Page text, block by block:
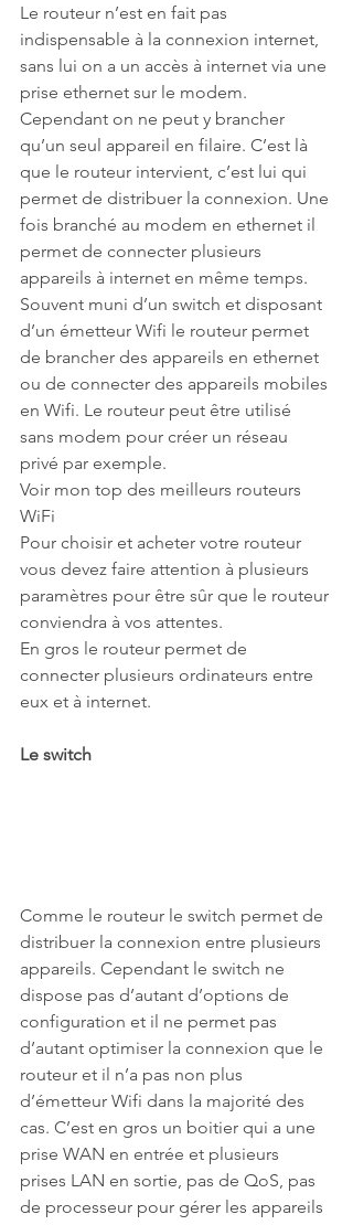
Le routeur n’est en fait pas
indispensable à la connexion internet,
sans lui on a un accès à internet via une
prise ethernet sur le modem.
Cependant on ne peut y brancher
qu’un seul appareil en filaire. C’est là
que le routeur intervient, c’est lui qui
permet de distribuer la connexion. Une
fois branché au modem en ethernet il
permet de connecter plusieurs
appareils à internet en même temps.
Souvent muni d’un switch et disposant
d’un émetteur Wifi le routeur permet
de brancher des appareils en ethernet
ou de connecter des appareils mobiles
en Wifi. Le routeur peut être utilisé
sans modem pour créer un réseau
privé par exemple.
Voir mon top des meilleurs routeurs
WiFi
Pour choisir et acheter votre routeur
vous devez faire attention à plusieurs
paramètres pour être sûr que le routeur
conviendra à vos attentes.
En gros le routeur permet de
connecter plusieurs ordinateurs entre
eux et à internet.
Le switch
Comme le routeur le switch permet de
distribuer la connexion entre plusieurs
appareils. Cependant le switch ne
dispose pas d’autant d’options de
configuration et il ne permet pas
d’autant optimiser la connexion que le
routeur et il n’a pas non plus
d’émetteur Wifi dans la majorité des
cas. C’est en gros un boitier qui a une
prise WAN en entrée et plusieurs
prises LAN en sortie, pas de QoS, pas
de processeur pour gérer les appareils